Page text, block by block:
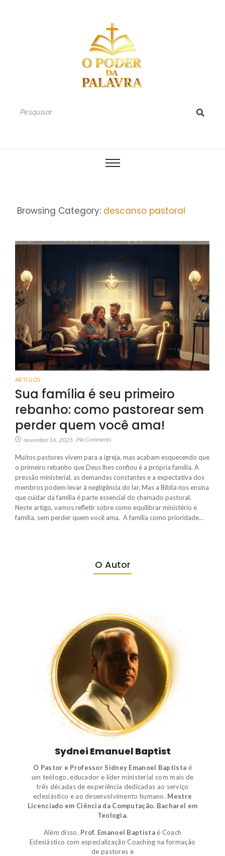
Browsing Category: descanso pastoral
ARTIGOS
Sua família é seu primeiro
rebanho: como pastorear sem
perder quem você ama!
novembro 16, 2025 /No Comments
Muitos pastores vivem para a igreja, mas acabam esquecendo que
o primeiro rebanho que Deus lhes confiou é a própria família. A
pressão ministerial, as demandas constantes e a expectativa dos
membros podem levar à negligência do lar. Mas a Bíblia nos ensina
que cuidar da família é parte essencial do chamado pastoral.
Neste artigo, vamos refletir sobre como equilibrar ministério e
família, sem perder quem você ama. A família como prioridade...
O Autor
Sydnei Emanuel Baptist
O Pastor e Professor Sidney Emanoel Baptista é
um teólogo, educador e líder ministerial com mais de
três décadas de experiência dedicadas ao serviço
eclesiástico e ao desenvolvimento humano. Mestre
Licenciado em Ciência da Computação. Bacharel em
Teologia.
Além disso, Prof. Emanoel Baptistaé Coach
Eclesiástico com especialização Coaching na formação
de pastores e